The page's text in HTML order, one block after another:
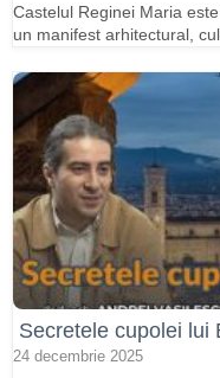
Castelul Reginei Maria
un manifest arhitectural,
Secretele cupolei lui
24 decembrie 2025